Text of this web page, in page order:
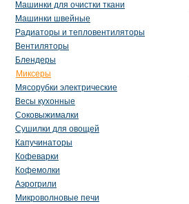
Машинки для очистки ткани
Машинки швейные
Радиаторы и тепловентиляторы
Вентиляторы
Блендеры
Миксеры
Мясорубки электрические
Весы кухонные
Соковыжималки
Сушилки для овощей
Капучинаторы
Кофеварки
Кофемолки
Аэрогрили
Микроволновые печи